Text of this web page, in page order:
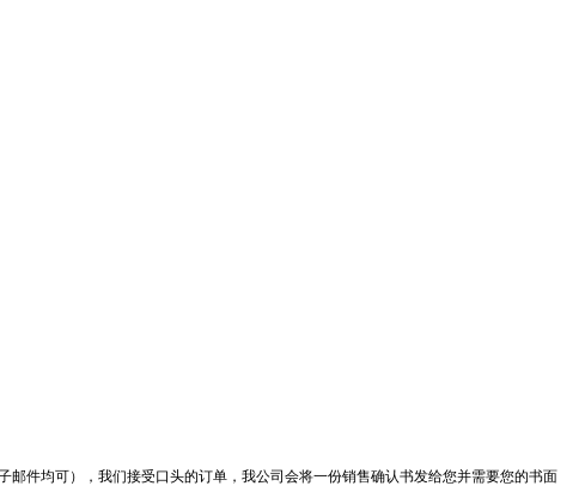
件均可），我们接受口头的订单，我公司会将一份销售确认书发给您并需要您的书面